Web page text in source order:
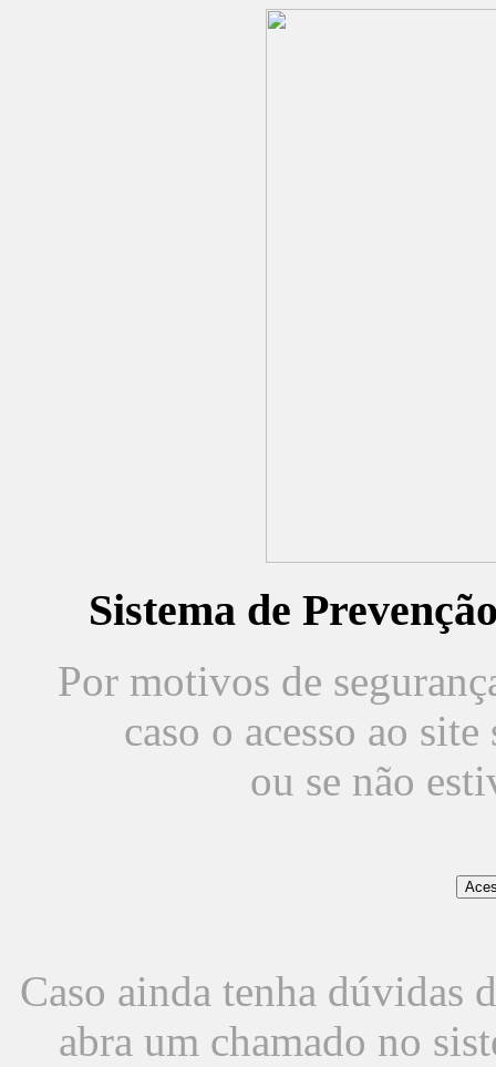
Sistema de
Por motivos de
caso o acesso ao
ou se não
Caso ainda tenha dúvidas
abra um chamado no